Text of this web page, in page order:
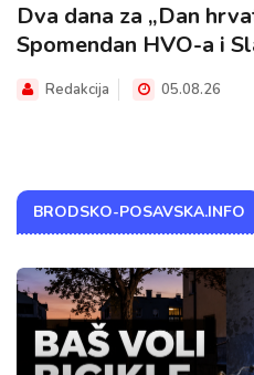
Dva dana za „Dan
Spomendan HVO-a i
Redakcija 05.08.26
BRODSKO-POSAVSKA.INFO